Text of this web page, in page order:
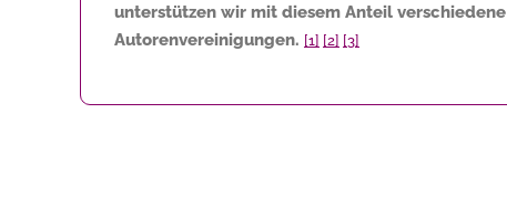
unterstützen wir mit diesem Anteil verschiedene
Autorenvereinigungen. [1] [2] [3]